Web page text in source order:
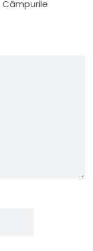
Câmpurile